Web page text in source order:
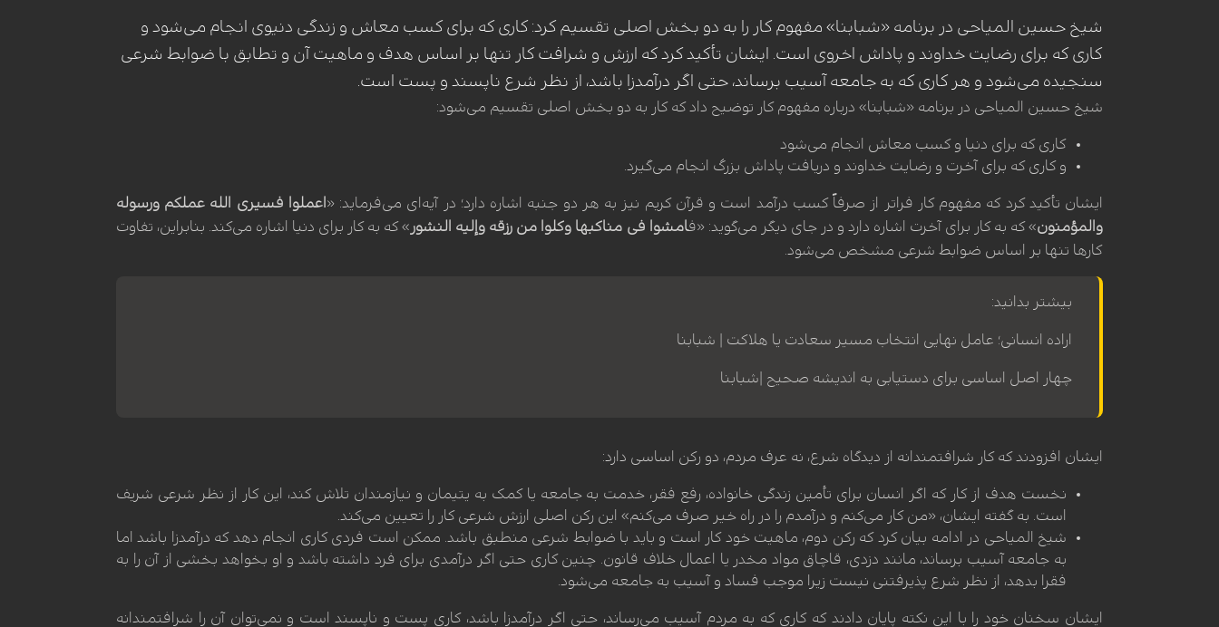
شیخ حسین المیاحی در برنامه «شبابنا» مفهوم کار را به دو بخش اصلی تقسیم کرد: کاری که برای کسب معاش و زندگی دنیوی انجام می‌شود و
کاری که برای رضایت خداوند و پاداش اخروی است. ایشان تأکید کرد که ارزش و شرافت کار تنها بر اساس هدف و ماهیت آن و تطابق با ضوابط شرعی
سنجیده می‌شود و هر کاری که به جامعه آسیب برساند، حتی اگر درآمدزا باشد، از نظر شرع ناپسند و پست است.
شیخ حسین المیاحی در برنامه «شبابنا» درباره مفهوم کار توضیح داد که کار به دو بخش اصلی تقسیم می‌شود:
کاری که برای دنیا و کسب معاش انجام می‌شود
و کاری که برای آخرت و رضایت خداوند و دریافت پاداش بزرگ انجام می‌گیرد.
ایشان تأکید کرد که مفهوم کار فراتر از صرفاً کسب درآمد است و قرآن کریم نیز به هر دو جنبه اشاره دارد؛ در آیه‌ای می‌فرماید: « اعملوا فسیری الله عملکم ورسوله
والمؤمنون» که به کار برای آخرت اشاره دارد و در جای دیگر می‌گوید: «فامشوا فی مناکبها وكلوا من رزقه وإلیه النشور » که به کار برای دنیا اشاره می‌کند. بنابراین، تفاوت
کارها تنها بر اساس ضوابط شرعی مشخص می‌شود.
بیشتر بدانید:
اراده انسانی؛ عامل نهایی انتخاب مسیر سعادت یا هلاکت | شبابنا
چهار اصل اساسی برای دستیابی به اندیشه صحیح |شبابنا
ایشان افزودند که کار شرافتمندانه از دیدگاه شرع، نه عرف مردم، دو رکن اساسی دارد:
نخست هدف از کار که اگر انسان برای تأمین زندگی خانواده، رفع فقر، خدمت به جامعه یا کمک به یتیمان و نیازمندان تلاش کند، این کار از نظر شرعی شریف
است. به گفته ایشان، «من کار می‌کنم و درآمدم را در راه خیر صرف می‌کنم» این رکن اصلی ارزش شرعی کار را تعیین می‌کند.
شیخ المیاحی در ادامه بیان کرد که رکن دوم، ماهیت خود کار است و باید با ضوابط شرعی منطبق باشد. ممکن است فردی کاری انجام دهد که درآمدزا باشد اما
به جامعه آسیب برساند، مانند دزدی، قاچاق مواد مخدر یا اعمال خلاف قانون. چنین کاری حتی اگر درآمدی برای فرد داشته باشد و او بخواهد بخشی از آن را به
فقرا بدهد، از نظر شرع پذیرفتنی نیست زیرا موجب فساد و آسیب به جامعه می‌شود.
ایشان سخنان خود را با این نکته پایان دادند که کاری که به مردم آسیب می‌رساند، حتی اگر درآمدزا باشد، کاری پست و ناپسند است و نمی‌توان آن را شرافتمندانه